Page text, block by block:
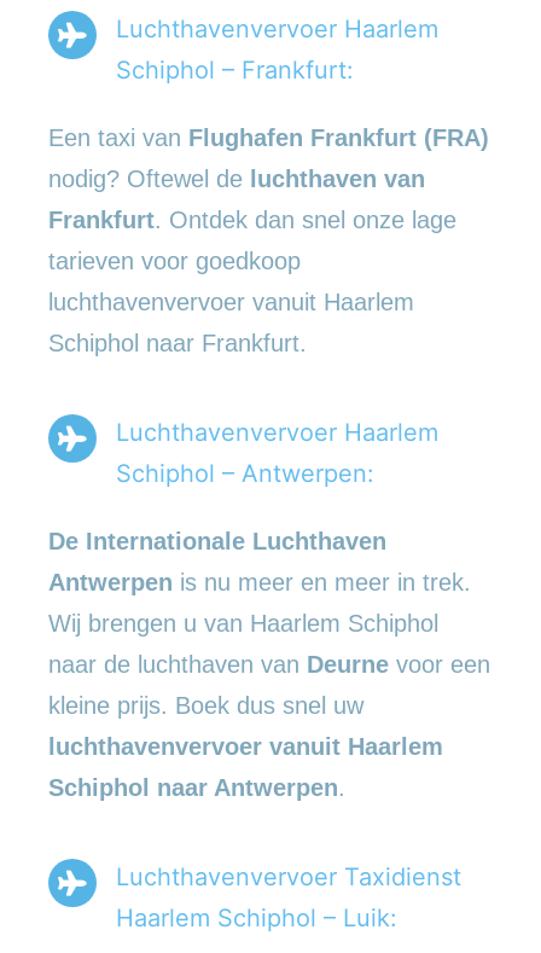
Luchthavenvervoer Haarlem
Schiphol – Frankfurt:
Een taxi van Flughafen Frankfurt (FRA)
nodig? Oftewel de luchthaven van
Frankfurt. Ontdek dan snel onze lage
tarieven voor goedkoop
luchthavenvervoer vanuit Haarlem
Schiphol naar Frankfurt.
Luchthavenvervoer Haarlem
Schiphol – Antwerpen:
De Internationale Luchthaven
Antwerpen is nu meer en meer in trek.
Wij brengen u van Haarlem Schiphol
naar de luchthaven van Deurne voor een
kleine prijs. Boek dus snel uw
luchthavenvervoer vanuit Haarlem
Schiphol naar Antwerpen.
Luchthavenvervoer Taxidienst
Haarlem Schiphol – Luik: